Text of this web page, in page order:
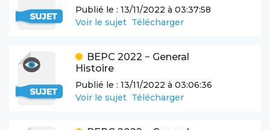
Publié le : 13/11/2022 à 03:37:58
Voir le sujet Télécharger
BEPC 2022 − General
Histoire
Publié le : 13/11/2022 à 03:06:36
Voir le sujet Télécharger